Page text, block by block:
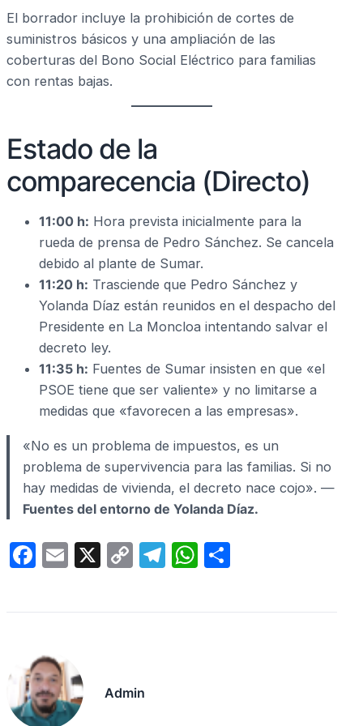
El borrador incluye la prohibición de cortes de
suministros básicos y una ampliación de las
coberturas del Bono Social Eléctrico para familias
con rentas bajas.
Estado de la
comparecencia (Directo)
11:00 h: Hora prevista inicialmente para la
rueda de prensa de Pedro Sánchez. Se cancela
debido al plante de Sumar.
11:20 h: Trasciende que Pedro Sánchez y
Yolanda Díaz están reunidos en el despacho del
Presidente en La Moncloa intentando salvar el
decreto ley.
11:35 h: Fuentes de Sumar insisten en que «el
PSOE tiene que ser valiente» y no limitarse a
medidas que «favorecen a las empresas».
«No es un problema de impuestos, es un
problema de supervivencia para las familias. Si no
hay medidas de vivienda, el decreto nace cojo». —
Fuentes del entorno de Yolanda Díaz.
F
c
b
o
o
E
ail
X
C
p
n
T
e
W
at m
Admin